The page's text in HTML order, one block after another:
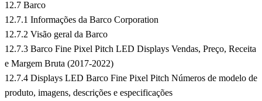
12.7 Barco
12.7.1 Informações da Barco Corporation
12.7.2 Visão geral da Barco
12.7.3 Barco Fine Pixel Pitch LED Displays Vendas, Preço, Receita
e Margem Bruta (2017-2022)
12.7.4 Displays LED Barco Fine Pixel Pitch Números de modelo de
produto, imagens, descrições e especificações